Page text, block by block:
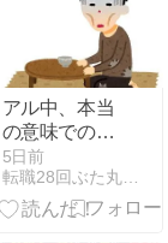
アル中、本当
の意味での貧
困と向き合う
5日前
転職28回ぶた丸の断酒と肉体改造への挑戦！